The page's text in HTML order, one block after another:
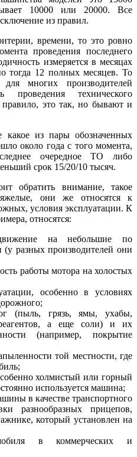
10000 или 20000. Все
из правил.
времени, то это ровно
проведения последнего
измеряется в месяцах
тогда 12 полных месяцев. То
многих производителей
проведения технического
это так, но бывают и
какое из пары обозначенных
около года с того момента,
очередное ТО либо
срок 15/20/10 тысяч.
обратить внимание, такое
они же относятся к
условия эксплуатации. К
относятся:
на небольшие по
разных производителей они
работы мотора на холостых
особенно в условиях
(пыль, грязь, ямы, ухабы,
а еще соли) и их
(например, покрытие
той местности, где
холмистый или горный
используется машина;
в качестве транспортного
разнообразных прицепов,
который установлен на
в коммерческих и